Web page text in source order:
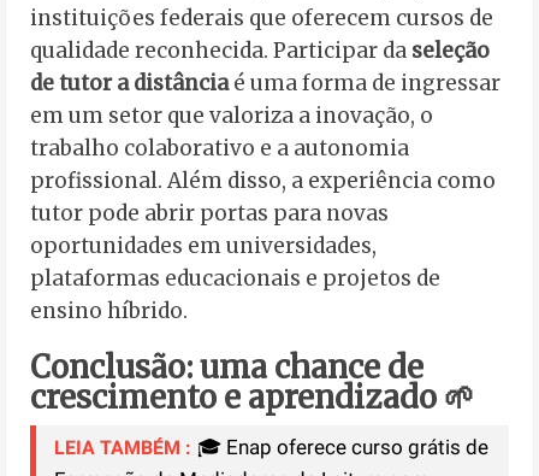
instituições federais que oferecem cursos de
qualidade reconhecida. Participar da seleção
de tutor a distânciaé uma forma de ingressar
em um setor que valoriza a inovação, o
trabalho colaborativo e a autonomia
profissional. Além disso, a experiência como
tutor pode abrir portas para novas
oportunidades em universidades,
plataformas educacionais e projetos de
ensino híbrido.
Conclusão: uma chance de
crescimento e aprendizado 🌱
LEIA TAMBÉM : 🎓 Enap oferece curso grátis de